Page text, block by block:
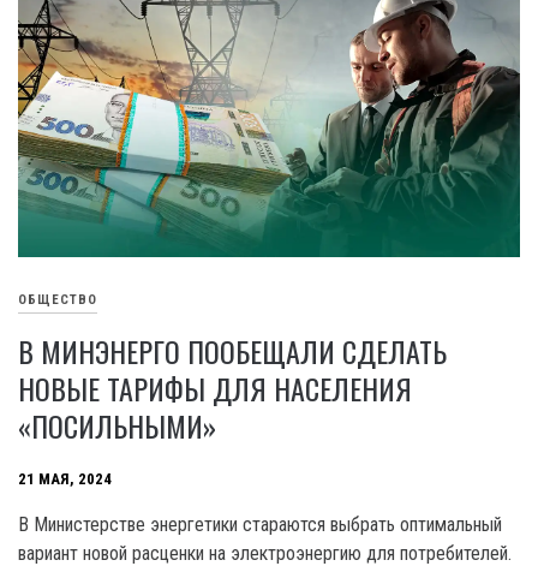
ОБЩЕСТВО
В МИНЭНЕРГО ПООБЕЩАЛИ СДЕЛАТЬ
НОВЫЕ ТАРИФЫ ДЛЯ НАСЕЛЕНИЯ
«ПОСИЛЬНЫМИ»
21 МАЯ, 2024
В Министерстве энергетики стараются выбрать оптимальный
вариант новой расценки на электроэнергию для потребителей.